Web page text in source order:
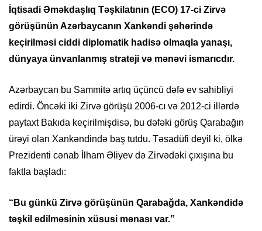
İqtisadi Əməkdaşlıq Təşkilatının (ECO) 17-ci Zirvə
görüşünün Azərbaycanın Xankəndi şəhərində
keçirilməsi ciddi diplomatik hadisə olmaqla yanaşı,
dünyaya ünvanlanmış strateji və mənəvi ismarıcdır.
Azərbaycan bu Sammitə artıq üçüncü dəfə ev sahibliyi
edirdi. Öncəki iki Zirvə görüşü 2006-cı və 2012-ci illərdə
paytaxt Bakıda keçirilmişdisə, bu dəfəki görüş Qarabağın
ürəyi olan Xankəndində baş tutdu. Təsadüfi deyil ki, ölkə
Prezidenti cənab İlham Əliyev də Zirvədəki çıxışına bu
faktla başladı:
“Bu günkü Zirvə görüşünün Qarabağda, Xankəndidə
təşkil edilməsinin xüsusi mənası var.”